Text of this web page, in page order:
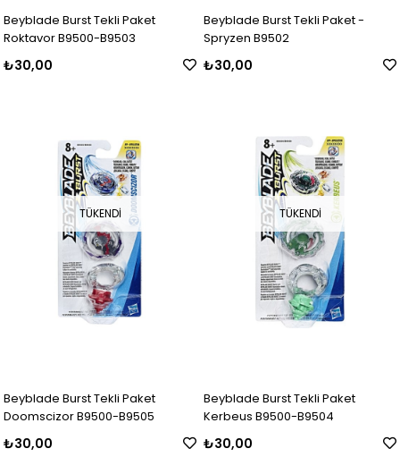
Beyblade Burst Tekli Paket
Roktavor B9500-B9503
₺30,00
Beyblade Burst Tekli Paket -
Spryzen B9502
₺30,00
TÜKENDI
Beyblade Burst Tekli Paket
Doomscizor B9500-B9505
₺30,00
TÜKENDI
Beyblade Burst Tekli Paket
Kerbeus B9500-B9504
₺30,00